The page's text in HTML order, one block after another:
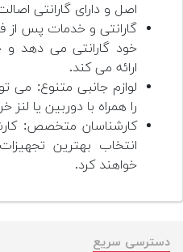
اصل و دارای گارانتی
گارانتی و خدمات پس
خود گارانتی می دهد
ارائه می کند.
لوازم جانبی متنوع: می
را همراه با دوربین یا لنز
کارشناسان متخصص:
انتخاب بهترین
خواهند کرد.
دسترسی سریع